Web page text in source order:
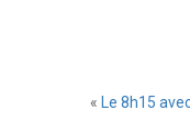
« Le 8h15